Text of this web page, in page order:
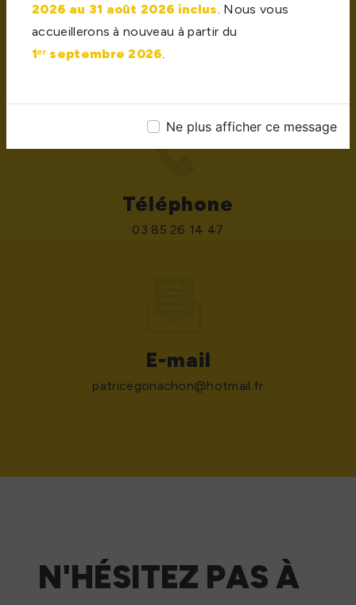
2026 au 31 août 2026 inclus. Nous vous
accueillerons à nouveau à partir du
1ᵉʳ septembre 2026.
Ne plus afficher ce message
Adresse
420 route des Etangs, Z.I les Etangs, 71170
Téléphone
03 85 26 14 47
E-mail
patricegonachon@hotmail.fr
N'HÉSITEZ PAS À